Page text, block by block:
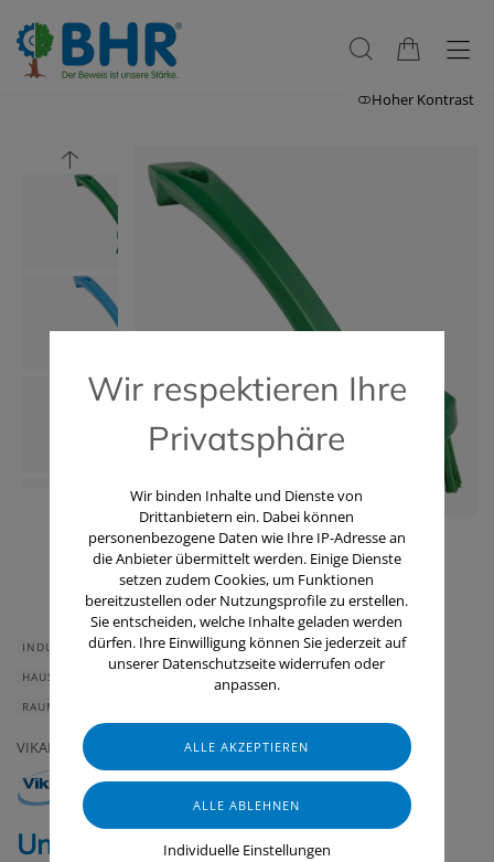
Hoher Kontrast
INDUSTRIE & HANDWERK
GASTRONOMIE & HOTELLERIE
HAUS & HEIM
RAUMLUFTTECHNIK
VIKAN
Universalbürste medium
Wir respektieren Ihre
Privatsphäre
Wir binden Inhalte und Dienste von
Drittanbietern ein. Dabei können
personenbezogene Daten wie Ihre IP-Adresse an
die Anbieter übermittelt werden. Einige Dienste
setzen zudem Cookies, um Funktionen
bereitzustellen oder Nutzungsprofile zu erstellen.
Sie entscheiden, welche Inhalte geladen werden
dürfen. Ihre Einwilligung können Sie jederzeit auf
unserer Datenschutzseite widerrufen oder
anpassen.
Individuelle Einstellungen